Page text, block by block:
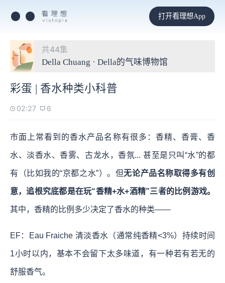
打开看理想App
共44集
Della Chuang · Della的气味博物馆
彩蛋 | 香水种类小科普
02:27 6
市面上常看到的香水产品名称有很多：香精、香膏、香
水、淡香水、香雾、古龙水，香氛... 甚至是只叫“水”的都
有（比如我的“京都之水”）。但无论产品名称取得多有创
意，追根究底都是在玩“香精+水+酒精”三者的比例游戏。
其中，香精的比例多少决定了香水的种类——
EF：Eau Fraiche 清淡香水（通常纯香精<3%）持续时间
1小时以内，基本不会留下太多味道，有一种若有若无的
舒服香气。